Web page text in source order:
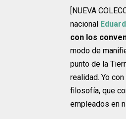
[NUEVA
nacional
con los
modo de
punto de la
realidad. Yo
filosofía, que
empleados en